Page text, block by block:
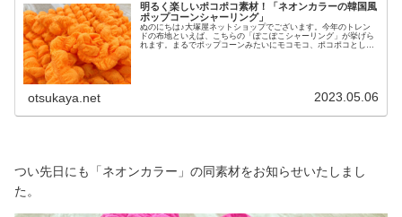
明るく楽しいポコポコ素材！「ネオンカラーの韓国風
ポップコーンシャーリング」
ぬのにちは♪大塚屋ネットショップでございます。今年のトレン
ドの布地といえば、こちらの「ぽこぽこシャーリング」が挙げら
れます。まるでポップコーンみたいにモコモコ、ポコポコとした
数量には限りがございますため、この機会にぜひご検討ください
先に商品がない場合は完
otsukaya.net 2023.05.06
つい先日にも「ネオンカラー」の同素材をお知らせいたしまし
た。